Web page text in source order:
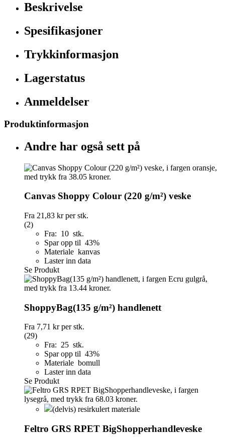
Beskrivelse
Spesifikasjoner
Trykkinformasjon
Lagerstatus
Anmeldelser
Produktinformasjon
Andre har også sett på
Canvas Shoppy Colour (220 g/m²) veske
Fra 21,83 krper stk.
(2)
Fra: 10 stk.
Spar opp til 43%
Materiale kanvas
Laster inn data
Se Produkt
ShoppyBag(135 g/m²) handlenett
Fra 7,71 krper stk.
(29)
Fra: 25 stk.
Spar opp til 43%
Materiale bomull
Laster inn data
Se Produkt
(delvis) resirkulert materiale
Feltro GRS RPET BigShopperhandleveske